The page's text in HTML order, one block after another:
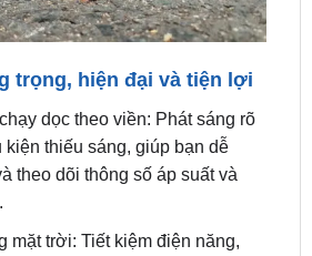
trọng, hiện đại và tiện lợi
kiện thiếu sáng, giúp bạn dễ
theo dõi thông số áp suất và
mặt trời: Tiết kiệm điện năng,
hoạt động liên tục 27 ngày
thiếu sáng.